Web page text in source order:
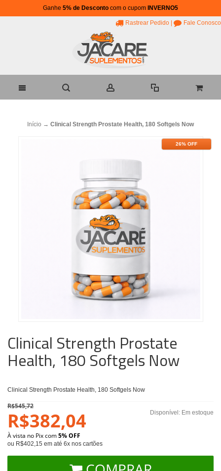
Ganhe 5% de Desconto com o cupom INVERNO5
Rastrear Pedido Fale Conosco
Início → Clinical Strength Prostate Health, 180 Softgels Now
26% OFF
Clinical Strength Prostate
Health, 180 Softgels Now
Clinical Strength Prostate Health, 180 Softgels Now
Disponível: Em estoque
R$545,72
R$382,04
À vista no Pix com5% OFF
ou R$402,15 em até 6x nos cartões